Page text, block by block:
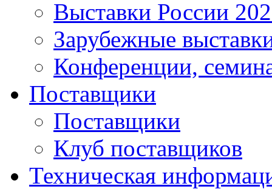
Выставки России
Зарубежные
Конференции,
Поставщики
Поставщики
Клуб поставщиков
Техническая